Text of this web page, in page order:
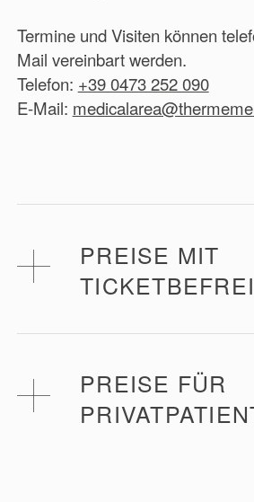
Termine und Visiten können
Mail vereinbart werden.
Telefon: +39 0473 252 090
E-Mail:
PREISE MIT
Für bestimmte
Ermäßigungen oder
vorgesehen.
PREISE FÜR